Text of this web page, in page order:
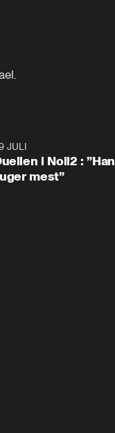
JULI
i Noll2 : ”Han
mest”